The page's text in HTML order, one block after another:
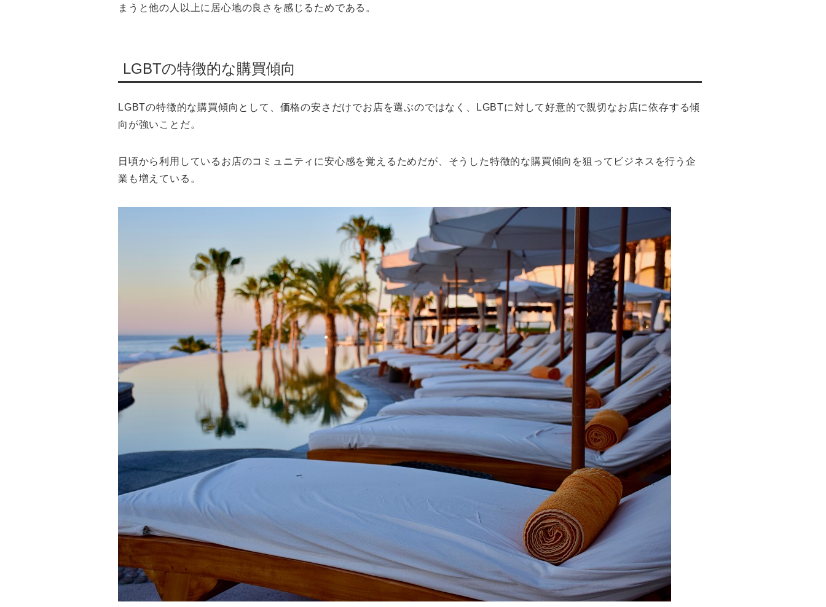
まうと他の人以上に居心地の良さを感じるためである。
LGBTの特徴的な購買傾向
LGBTの特徴的な購買傾向として、価格の安さだけでお店を選ぶのではなく、LGBTに対して好意的で親切なお店に依存する傾
向が強いことだ。
日頃から利用しているお店のコミュニティに安心感を覚えるためだが、そうした特徴的な購買傾向を狙ってビジネスを行う企
業も増えている。